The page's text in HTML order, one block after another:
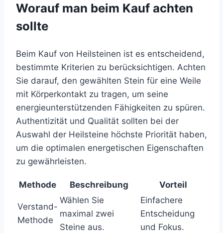
Worauf man beim Kauf achten
sollte
Beim Kauf von Heilsteinen ist es entscheidend,
bestimmte Kriterien zu berücksichtigen. Achten
Sie darauf, den gewählten Stein für eine Weile
mit Körperkontakt zu tragen, um seine
energieunterstützenden Fähigkeiten zu spüren.
Authentizität und Qualität sollten bei der
Auswahl der Heilsteine höchste Priorität haben,
um die optimalen energetischen Eigenschaften
zu gewährleisten.
Methode Beschreibung Vorteil
Verstand-
Methode
Wählen Sie
maximal zwei
Steine aus.
Einfachere
Entscheidung
und Fokus.